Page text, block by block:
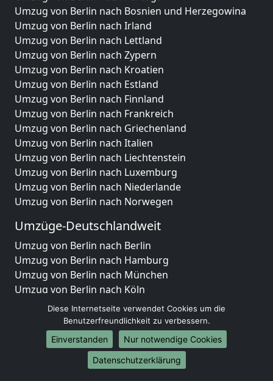
Umzug von Berlin nach Bosnien und Herzegowina
Umzug von Berlin nach Irland
Umzug von Berlin nach Lettland
Umzug von Berlin nach Zypern
Umzug von Berlin nach Kroatien
Umzug von Berlin nach Estland
Umzug von Berlin nach Finnland
Umzug von Berlin nach Frankreich
Umzug von Berlin nach Griechenland
Umzug von Berlin nach Italien
Umzug von Berlin nach Liechtenstein
Umzug von Berlin nach Luxemburg
Umzug von Berlin nach Niederlande
Umzug von Berlin nach Norwegen
Umzüge-Deutschlandweit
Umzug von Berlin nach Berlin
Umzug von Berlin nach Hamburg
Umzug von Berlin nach München
Umzug von Berlin nach Köln
Umzug von Berlin nach Frankfurt am Main
Umzug von Berlin nach Stuttgart
Umzug von Berlin nach Düsseldorf
Umzug von Berlin nach Leipzig
Umzug von Berlin nach Dortmund
Diese Internetseite verwendet Cookies um die
Benutzerfreundlichkeit zu verbessern.
Einverstanden
Nur notwendige Cookies
Datenschutzerklärung